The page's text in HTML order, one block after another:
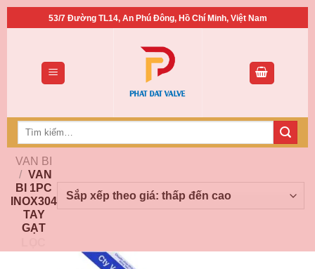
Bỏ
53/7 Đường TL14, An Phú Đông, Hồ Chí Minh, Việt Nam
Tìm
VAN BI
/ VAN
BI 1PC
INOX304
TAY
GẠT